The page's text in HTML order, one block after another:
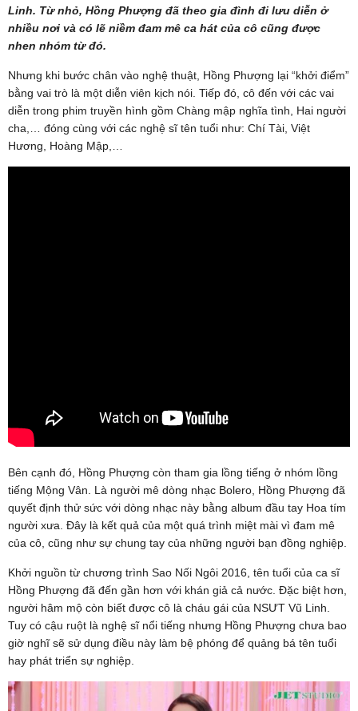
Linh. Từ nhỏ, Hồng Phượng đã theo gia đình đi lưu diễn ở
nhiều nơi và có lẽ niềm đam mê ca hát của cô cũng được
nhen nhóm từ đó.
Nhưng khi bước chân vào nghệ thuật, Hồng Phượng lại “khởi điểm”
bằng vai trò là một diễn viên kịch nói. Tiếp đó, cô đến với các vai
diễn trong phim truyền hình gồm Chàng mập nghĩa tình, Hai người
cha,… đóng cùng với các nghệ sĩ tên tuổi như: Chí Tài, Việt
Hương, Hoàng Mập,…
Bên cạnh đó, Hồng Phượng còn tham gia lồng tiếng ở nhóm lồng
tiếng Mộng Vân. Là người mê dòng nhạc Bolero, Hồng Phượng đã
quyết định thử sức với dòng nhạc này bằng album đầu tay Hoa tím
người xưa. Đây là kết quả của một quá trình miệt mài vì đam mê
của cô, cũng như sự chung tay của những người bạn đồng nghiệp.
Khởi nguồn từ chương trình Sao Nối Ngôi 2016, tên tuổi của ca sĩ
Hồng Phượng đã đến gần hơn với khán giả cả nước. Đặc biệt hơn,
người hâm mộ còn biết được cô là cháu gái của NSƯT Vũ Linh.
Tuy có cậu ruột là nghệ sĩ nổi tiếng nhưng Hồng Phượng chưa bao
giờ nghĩ sẽ sử dụng điều này làm bệ phóng để quảng bá tên tuổi
hay phát triển sự nghiệp.